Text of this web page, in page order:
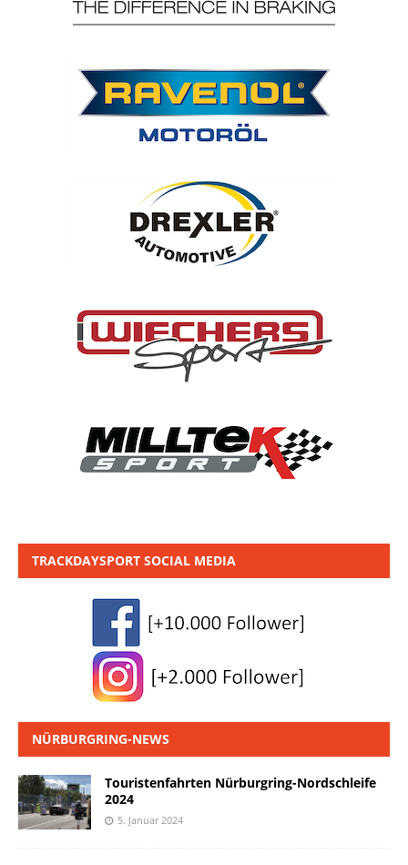
TRACKDAYSPORT SOCIAL MEDIA
NÜRBURGRING-NEWS
Touristenfahrten Nürburgring-Nordschleife
2024
5. Januar 2024